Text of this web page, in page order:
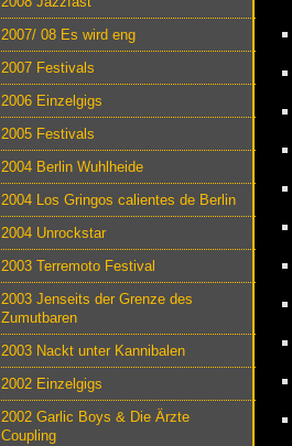
2007/ 08 Es wird eng
2007 Festivals
2006 Einzelgigs
2005 Festivals
2004 Berlin Wuhlheide
2004 Los Gringos calientes de Berlin
2004 Unrockstar
2003 Terremoto Festival
2003 Jenseits der Grenze des
Zumutbaren
2003 Nackt unter Kannibalen
2002 Einzelgigs
2002 Garlic Boys & Die Ärzte
Coupling